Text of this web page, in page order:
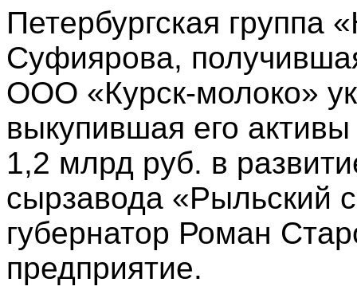
Петербургская группа
Суфиярова,
ООО «Курск-молоко»
выкупившая его
1,2 млрд руб. в
сырзавода «Рыльский
губернатор Роман
предприятие.